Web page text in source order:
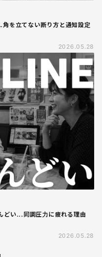
を立てない断り方と通知設定
2026.05.28
どい...同調圧力に疲れる理由
2026.05.28